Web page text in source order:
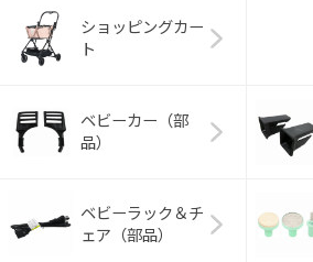
ショッピングカー
ト
ベビーカー（部
品）
ベビーラック＆チ
ェア（部品）